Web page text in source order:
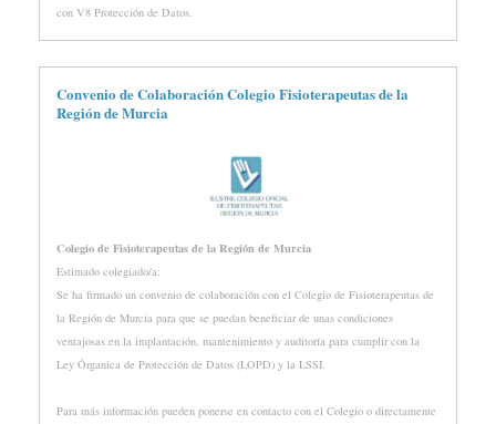
con V8 Protección de Datos.
Convenio de Colaboración Colegio Fisioterapeutas de la
Región de Murcia
Colegio de Fisioterapeutas de la Región de Murcia
Estimado colegiado/a:
Se ha firmado un convenio de colaboración con el Colegio de Fisioterapeutas de
la Región de Murcia para que se puedan beneficiar de unas condiciones
ventajosas en la implantación, mantenimiento y auditoría para cumplir con la
Ley Órganica de Protección de Datos (LOPD) y la LSSI.
Para más información pueden ponerse en contacto con el Colegio o directamente